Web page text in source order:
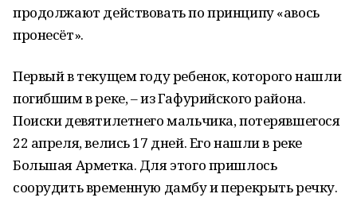
продолжают действовать по принципу «авось
пронесёт».
Первый в текущем году ребенок, которого нашли
погибшим в реке, – из Гафурийского района.
Поиски девятилетнего мальчика, потерявшегося
22 апреля, велись 17 дней. Его нашли в реке
Большая Арметка. Для этого пришлось
соорудить временную дамбу и перекрыть речку.